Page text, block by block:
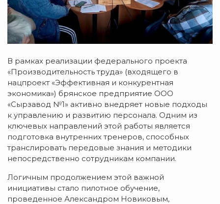
В рамках реализации федерального проекта
«Производительность труда» (входящего в
нацпроект «Эффективная и конкурентная
экономика») брянское предприятие ООО
«Сырзавод №1» активно внедряет новые подходы
к управлению и развитию персонала. Одним из
ключевых направлений этой работы является
подготовка внутренних тренеров, способных
транслировать передовые знания и методики
непосредственно сотрудникам компании.
Логичным продолжением этой важной
инициативы стало пилотное обучение,
проведенное Александром Новиковым,